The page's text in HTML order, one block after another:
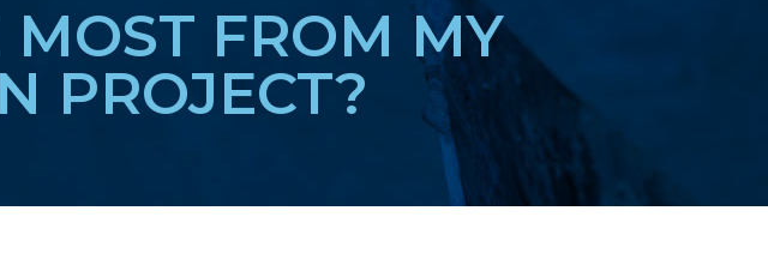
FROM MY
PROJECT?